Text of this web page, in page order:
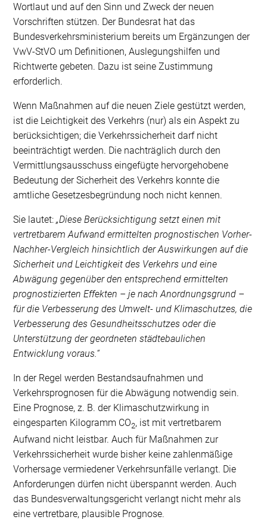
Wortlaut und auf den Sinn und Zweck der neuen
Vorschriften stützen. Der Bundesrat hat das
Bundesverkehrsministerium bereits um Ergänzungen der
VwV-StVO um Definitionen, Auslegungshilfen und
Richtwerte gebeten. Dazu ist seine Zustimmung
erforderlich.
Wenn Maßnahmen auf die neuen Ziele gestützt werden,
ist die Leichtigkeit des Verkehrs (nur) als ein Aspekt zu
berücksichtigen; die Verkehrssicherheit darf nicht
beeinträchtigt werden. Die nachträglich durch den
Vermittlungsausschuss eingefügte hervorgehobene
Bedeutung der Sicherheit des Verkehrs konnte die
amtliche Gesetzesbegründung noch nicht kennen.
Sie lautet:„Diese Berücksichtigung setzt einen mit
vertretbarem Aufwand ermittelten prognostischen Vorher-
Nachher-Vergleich hinsichtlich der Auswirkungen auf die
Sicherheit und Leichtigkeit des Verkehrs und eine
Abwägung gegenüber den entsprechend ermittelten
prognostizierten Effekten – je nach Anordnungsgrund –
für die Verbesserung des Umwelt- und Klimaschutzes, die
Verbesserung des Gesundheitsschutzes oder die
Unterstützung der geordneten städtebaulichen
Entwicklung voraus.“
In der Regel werden Bestandsaufnahmen und
Verkehrsprognosen für die Abwägung notwendig sein.
Eine Prognose, z. B. der Klimaschutzwirkung in
eingesparten Kilogramm CO2, ist mit vertretbarem
Aufwand nicht leistbar. Auch für Maßnahmen zur
Verkehrssicherheit wurde bisher keine zahlenmäßige
Vorhersage vermiedener Verkehrsunfälle verlangt. Die
Anforderungen dürfen nicht überspannt werden. Auch
das Bundesverwaltungsgericht verlangt nicht mehr als
eine vertretbare, plausible Prognose.